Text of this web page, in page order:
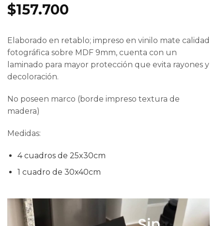
$157.700
Elaborado en retablo; impreso en vinilo mate calidad
fotográfica sobre MDF 9mm, cuenta con un
laminado para mayor protección que evita rayones y
decoloración.
No poseen marco (borde impreso textura de
madera)
Medidas:
4 cuadros de 25x30cm
1 cuadro de 30x40cm